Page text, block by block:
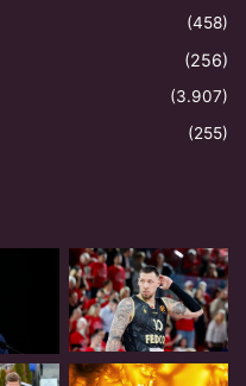
(458)
(256)
(3.907)
(255)